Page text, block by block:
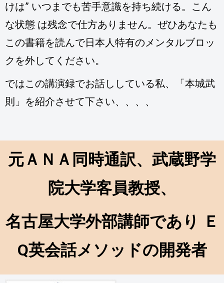
けは” いつまでも苦手意識を持ち続ける。こん
な状態 は残念で仕方ありません。ぜひあなたも
この書籍を読んで日本人特有のメンタルブロッ
クを外してください。
ではこの講演録でお話ししている私、「本城武
則」を紹介させて下さい、、、、
元ＡＮＡ同時通訳、武蔵野学
院大学客員教授、
名古屋大学外部講師であり Ｅ
Q英会話メソッドの開発者